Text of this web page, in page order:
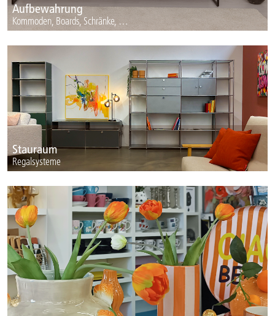
Aufbewahrung
Kommoden, Boards, Schränke, …
Stauraum
Regalsysteme